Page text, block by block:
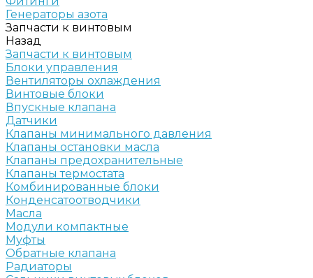
Генераторы азота
Запчасти к винтовым
Назад
Запчасти к винтовым
Блоки управления
Вентиляторы охлаждения
Винтовые блоки
Впускные клапана
Датчики
Клапаны минимального давления
Клапаны остановки масла
Клапаны предохранительные
Клапаны термостата
Комбинированные блоки
Конденсатоотводчики
Масла
Модули компактные
Муфты
Обратные клапана
Радиаторы